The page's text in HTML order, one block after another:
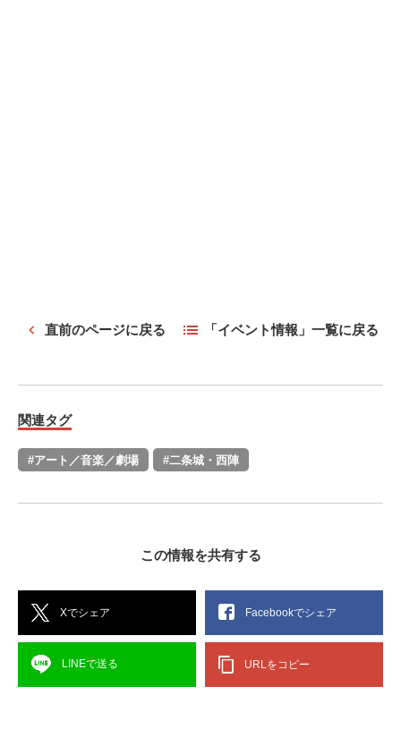
直前のページに戻る 「イベント情報」一覧に戻る
関連タグ
#アート／音楽／劇場 #二条城・西陣
この情報を共有する
Xでシェア Facebookでシェア
LINEで送る URLをコピー